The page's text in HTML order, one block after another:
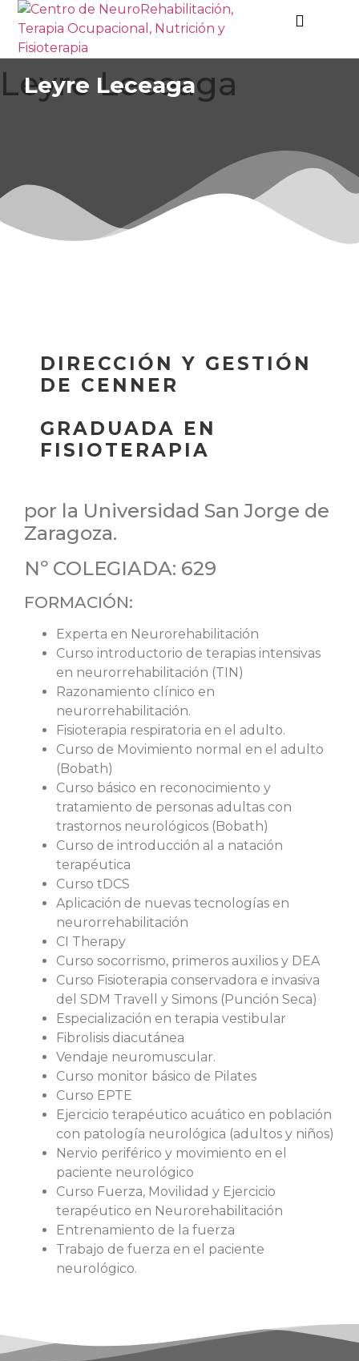
Leyre Leceaga
Leyre Leceaga
DIRECCIÓN Y GESTIÓN
DE CENNER
GRADUADA EN
FISIOTERAPIA
por la Universidad San Jorge de
Zaragoza.
Nº COLEGIADA: 629
FORMACIÓN:
Experta en Neurorehabilitación
Curso introductorio de terapias intensivas
en neurorrehabilitación (TIN)
Razonamiento clínico en
neurorrehabilitación.
Fisioterapia respiratoria en el adulto.
Curso de Movimiento normal en el adulto
(Bobath)
Curso básico en reconocimiento y
tratamiento de personas adultas con
trastornos neurológicos (Bobath)
Curso de introducción al a natación
terapéutica
Curso tDCS
Aplicación de nuevas tecnologías en
neurorrehabilitación
CI Therapy
Curso socorrismo, primeros auxilios y DEA
Curso Fisioterapia conservadora e invasiva
del SDM Travell y Simons (Punción Seca)
Especialización en terapia vestibular
Fibrolisis diacutánea
Vendaje neuromuscular.
Curso monitor básico de Pilates
Curso EPTE
Ejercicio terapéutico acuático en población
con patología neurológica (adultos y niños)
Nervio periférico y movimiento en el
paciente neurológico
Curso Fuerza, Movilidad y Ejercicio
terapéutico en Neurorehabilitación
Entrenamiento de la fuerza
Trabajo de fuerza en el paciente
neurológico.